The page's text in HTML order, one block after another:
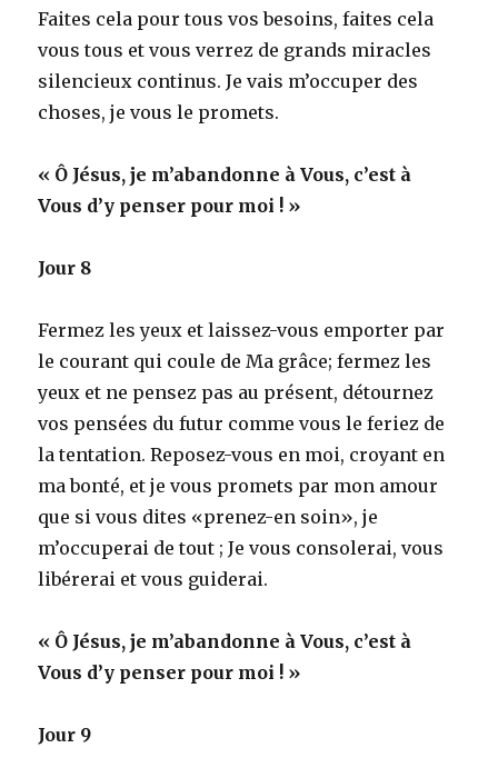
Faites cela pour tous vos besoins, faites cela
vous tous et vous verrez de grands miracles
silencieux continus. Je vais m’occuper des
choses, je vous le promets.
« Ô Jésus, je m’abandonne à Vous, c’est à
Vous d’y penser pour moi ! »
Jour 8
Fermez les yeux et laissez-vous emporter par
le courant qui coule de Ma grâce; fermez les
yeux et ne pensez pas au présent, détournez
vos pensées du futur comme vous le feriez de
la tentation. Reposez-vous en moi, croyant en
ma bonté, et je vous promets par mon amour
que si vous dites «prenez-en soin», je
m’occuperai de tout ; Je vous consolerai, vous
libérerai et vous guiderai.
« Ô Jésus, je m’abandonne à Vous, c’est à
Vous d’y penser pour moi ! »
Jour 9